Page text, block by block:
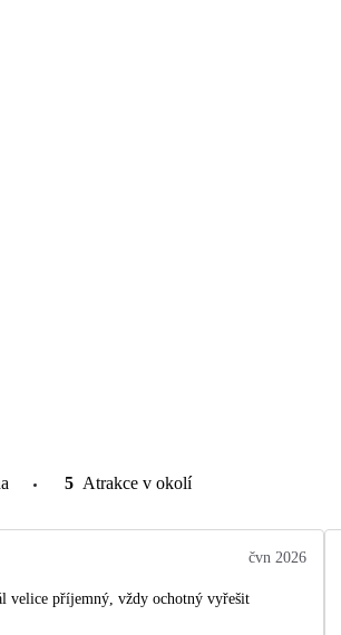
5 Atrakce v okolí
čvn 2026
velice příjemný, vždy ochotný vyřešit